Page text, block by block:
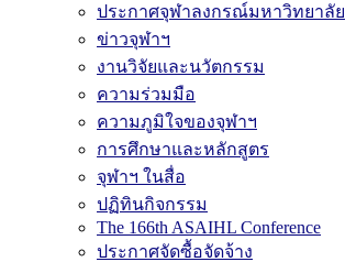
ประกาศจุฬาลงกรณ์มหาวิทยาลัย
ข่าวจุฬาฯ
งานวิจัยและนวัตกรรม
ความร่วมมือ
ความภูมิใจของจุฬาฯ
การศึกษาและหลักสูตร
จุฬาฯ ในสื่อ
ปฏิทินกิจกรรม
The 166th ASAIHL Conference
ประกาศจัดซื้อจัดจ้าง